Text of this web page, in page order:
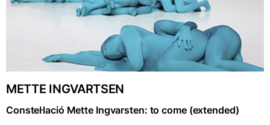
METTE INGVARTSEN
Constel·lació Mette Ingvarsten: to come (extended)